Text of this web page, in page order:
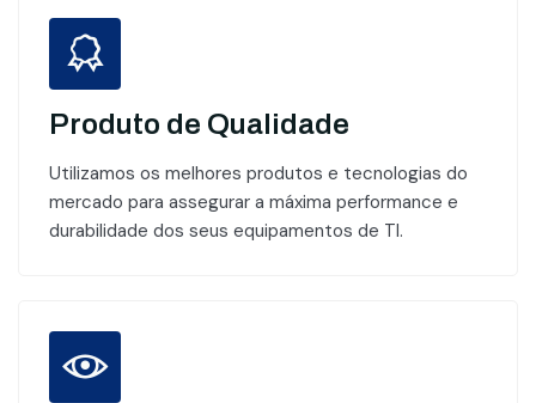
Produto de Qualidade
Utilizamos os melhores produtos e tecnologias do
mercado para assegurar a máxima performance e
durabilidade dos seus equipamentos de TI.